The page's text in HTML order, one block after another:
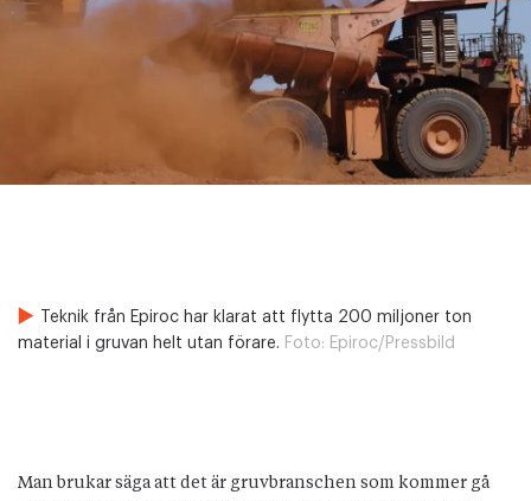
Teknik från Epiroc har klarat att flytta 200 miljoner ton
material i gruvan helt utan förare. Foto: Epiroc/Pressbild
Man brukar säga att det är gruvbranschen som kommer gå